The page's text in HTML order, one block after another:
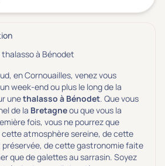
à Bénodet
en Cornouailles, venez vous
week-end ou plus le long de la
unethalasso à Bénodet. Que vous
de la Bretagneou que vous la
fois, vous ne pourrez que
atmosphère sereine, de cette
de cette gastronomie faite
que de galettes au sarrasin. Soyez